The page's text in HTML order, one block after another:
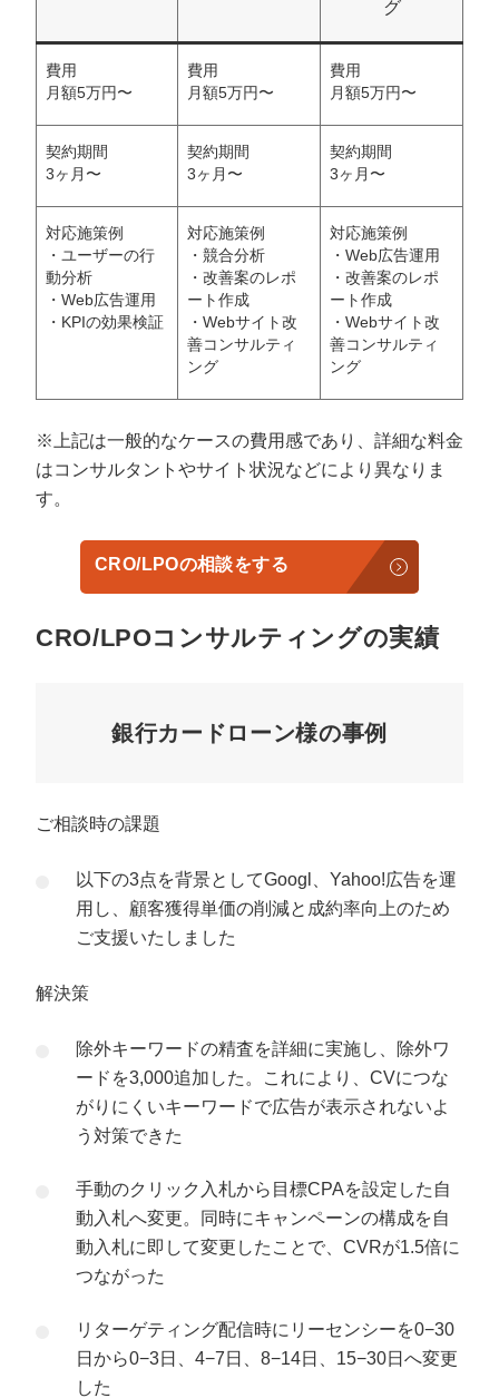
グ
費用
月額5万円〜
費用
月額5万円〜
費用
月額5万円〜
契約期間
3ヶ月〜
契約期間
3ヶ月〜
契約期間
3ヶ月〜
対応施策例
・ユーザーの行
動分析
・Web広告運用
・KPIの効果検証
対応施策例
・競合分析
・改善案のレポ
ート作成
・Webサイト改
善コンサルティ
ング
対応施策例
・Web広告運用
・改善案のレポ
ート作成
・Webサイト改
善コンサルティ
ング
※上記は一般的なケースの費用感であり、詳細な料金
はコンサルタントやサイト状況などにより異なりま
す。
CRO/LPOの相談をする
CRO/LPOコンサルティングの実績
銀行カードローン様の事例
ご相談時の課題
以下の3点を背景としてGoogl、Yahoo!広告を運
用し、顧客獲得単価の削減と成約率向上のため
ご支援いたしました
解決策
除外キーワードの精査を詳細に実施し、除外ワ
ードを3,000追加した。これにより、CVにつな
がりにくいキーワードで広告が表示されないよ
う対策できた
手動のクリック入札から目標CPAを設定した自
動入札へ変更。同時にキャンペーンの構成を自
動入札に即して変更したことで、CVRが1.5倍に
つながった
リターゲティング配信時にリーセンシーを0−30
日から0−3日、4−7日、8−14日、15−30日へ変更
した